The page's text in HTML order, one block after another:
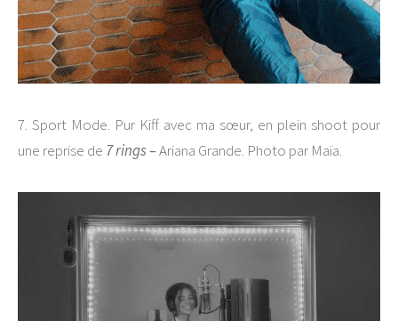
7. Sport Mode. Pur Kiff avec ma sœur, en plein shoot pour
une reprise de 7 rings –Ariana Grande. Photo par Maïa.